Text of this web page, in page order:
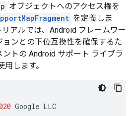
オブジェクトへのアクセス権を
を定義しま
アルでは、Android フレームワー
ョンとの下位互換性を確保するた
トの Android サポート ライブラ
します。
Google LLC